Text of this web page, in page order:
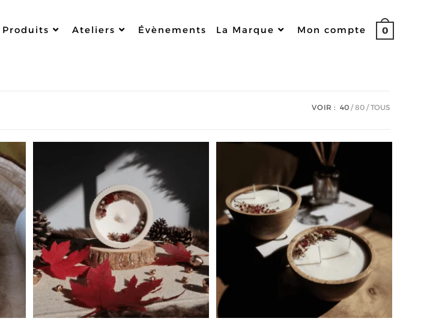
Produits Ateliers Évènements La Marque Mon compte 0
VOIR : 40 80 TOUS